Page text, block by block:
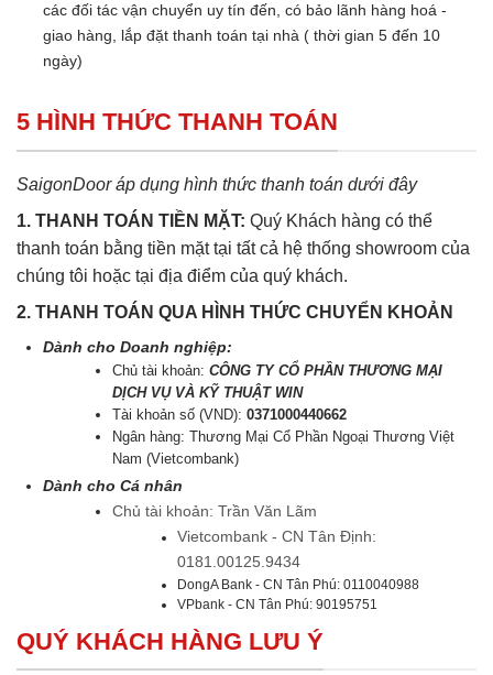
các đối tác vận chuyển uy tín đến, có bảo lãnh hàng hoá -
giao hàng, lắp đặt thanh toán tại nhà ( thời gian 5 đến 10
ngày)
5 HÌNH THỨC THANH TOÁN
SaigonDoor áp dụng hình thức thanh toán dưới đây
1. THANH TOÁN TIỀN MẶT: Quý Khách hàng có thể
thanh toán bằng tiền mặt tại tất cả hệ thống showroom của
chúng tôi hoặc tại địa điểm của quý khách.
2. THANH TOÁN QUA HÌNH THỨC CHUYỂN KHOẢN
Dành cho Doanh nghiệp:
Chủ tài khoản:CÔNG TY CỔ PHẦN THƯƠNG MẠI
DỊCH VỤ VÀ KỸ THUẬT WIN
Tài khoản số (VND):0371000440662
Ngân hàng: Thương Mại Cổ Phần Ngoại Thương Việt
Nam (Vietcombank)
Dành cho Cá nhân
Chủ tài khoản: Trần Văn Lãm
Vietcombank - CN Tân Định:
0181.00125.9434
DongA Bank - CN Tân Phú: 0110040988
VPbank - CN Tân Phú: 90195751
QUÝ KHÁCH HÀNG LƯU Ý